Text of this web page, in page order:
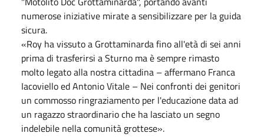
numerose iniziative mirate a sensibilizzare per la guida
sicura.
«Roy ha vissuto a Grottaminarda fino all'età di sei anni
prima di trasferirsi a Sturno ma è sempre rimasto
molto legato alla nostra cittadina – affermano Franca
Iacoviello ed Antonio Vitale – Nei confronti dei genitori
un commosso ringraziamento per l'educazione data ad
un ragazzo straordinario che ha lasciato un segno
indelebile nella comunità grottese».